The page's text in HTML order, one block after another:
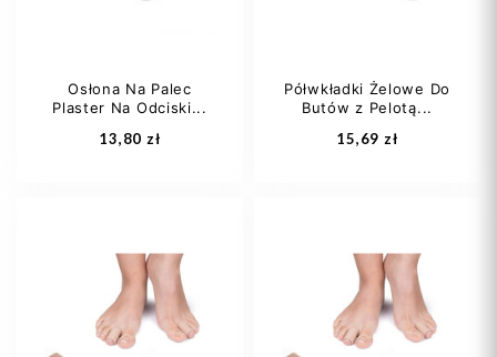
Dodaj do koszyka Dodaj do koszyka
Osłona Na Palec
Plaster Na Odciski...
13,80 zł
Półwkładki Żelowe Do
Butów z Pelotą...
15,69 zł